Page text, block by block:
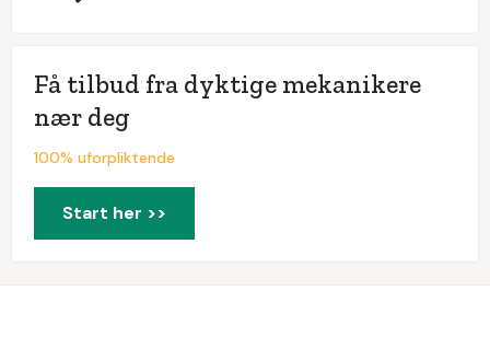
Få tilbud fra dyktige mekanikere
nær deg
100% uforpliktende
Start her >>